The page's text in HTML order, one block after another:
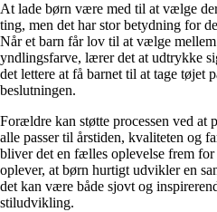
At lade børn være med til at vælge
ting, men det har stor betydning for
Når et barn får lov til at vælge
yndlingsfarve, lærer det at udtrykke
det lettere at få barnet til at tage tøjet
beslutningen.
Forældre kan støtte processen ved at
alle passer til årstiden, kvaliteten og
bliver det en fælles oplevelse frem
oplever, at børn hurtigt udvikler en
det kan være både sjovt og
stiludvikling.